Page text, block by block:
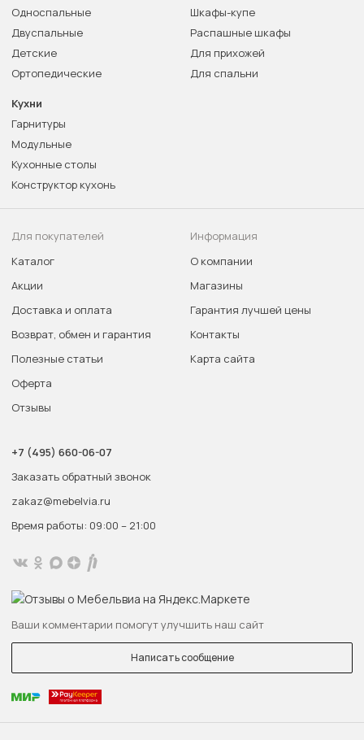
Односпальные
Двуспальные
Детские
Ортопедические
Шкафы-купе
Распашные шкафы
Для прихожей
Для спальни
Кухни
Гарнитуры
Модульные
Кухонные столы
Конструктор кухонь
Для покупателей
Каталог
Акции
Доставка и оплата
Возврат, обмен и гарантия
Полезные статьи
Оферта
Отзывы
Информация
О компании
Магазины
Гарантия лучшей цены
Контакты
Карта сайта
+7 (495) 660-06-07
Заказать обратный звонок
zakaz@mebelvia.ru
Время работы: 09:00 – 21:00
Ваши комментарии помогут улучшить наш сайт
Написать сообщение